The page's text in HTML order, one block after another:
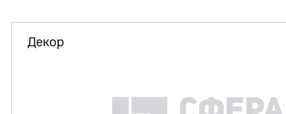
СТОЛЕШНИЦЫ
Декор